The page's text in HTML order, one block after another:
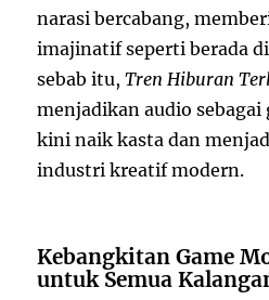
narasi bercabang,
imajinatif seperti berada
sebab itu,Tren Hiburan
menjadikan audio
kini naik kasta dan
industri kreatif modern.
Kebangkitan Game
untuk Semua